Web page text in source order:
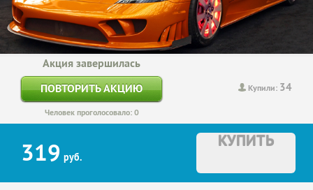
Купили: 34
Акция завершилась
ПОВТОРИТЬ АКЦИЮ
Человек проголосовало: 0
319 руб.
КУПИТЬ